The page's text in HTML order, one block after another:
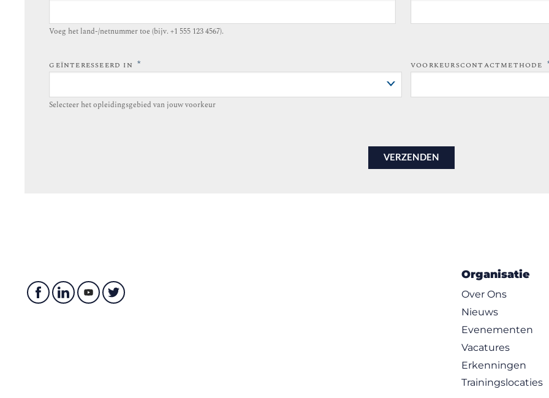
Voeg het land-/netnummer toe (bijv. +1 555 123 4567).
GEÏNTERESSEERD IN *
Selecteer het opleidingsgebied van jouw voorkeur
VOORKEURSCONTACTMETHODE
Organisatie
Over Ons
Nieuws
Evenementen
Vacatures
Erkenningen
Trainingslocaties